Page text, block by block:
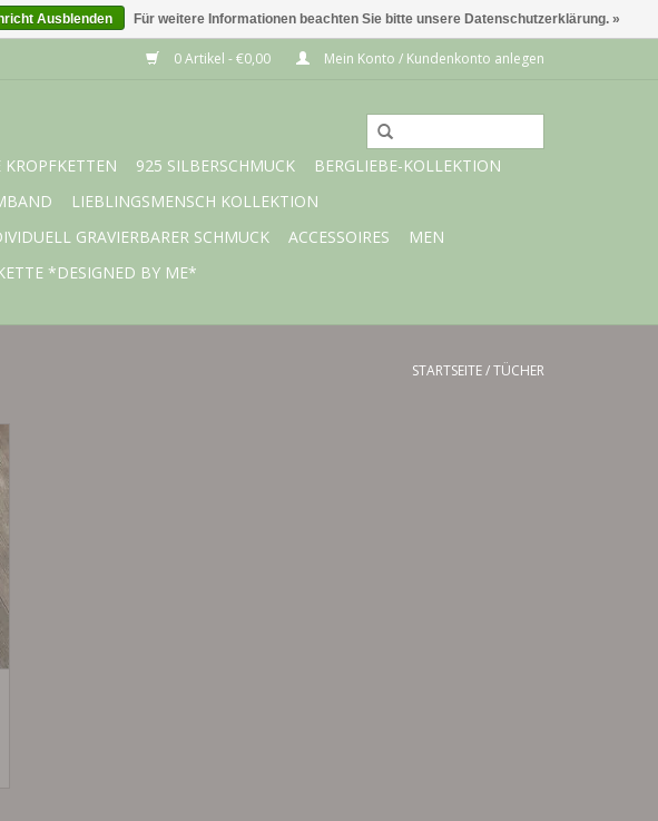
0 Artikel - €0,00 Mein Konto / Kundenkonto anlegen
KROPFKETTEN 925 SILBERSCHMUCK
BERGLIEBE-KOLLEKTION
LIEBLINGSMENSCH KOLLEKTION
GRAVIERBARER SCHMUCK ACCESSOIRES
MEN
*DESIGNED BY ME*
STARTSEITE/TÜCHER
Ausblenden Für weitere Informationen beachten Sie bitte unsere Datenschutzerklärung. »